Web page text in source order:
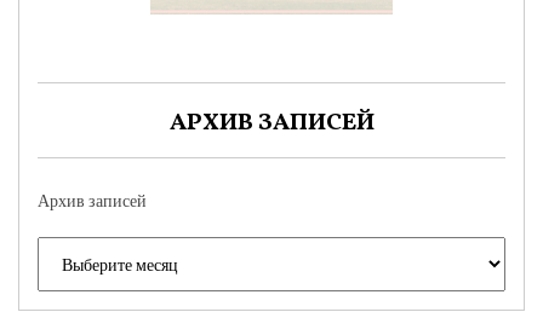
АРХИВ ЗАПИСЕЙ
Архив записей